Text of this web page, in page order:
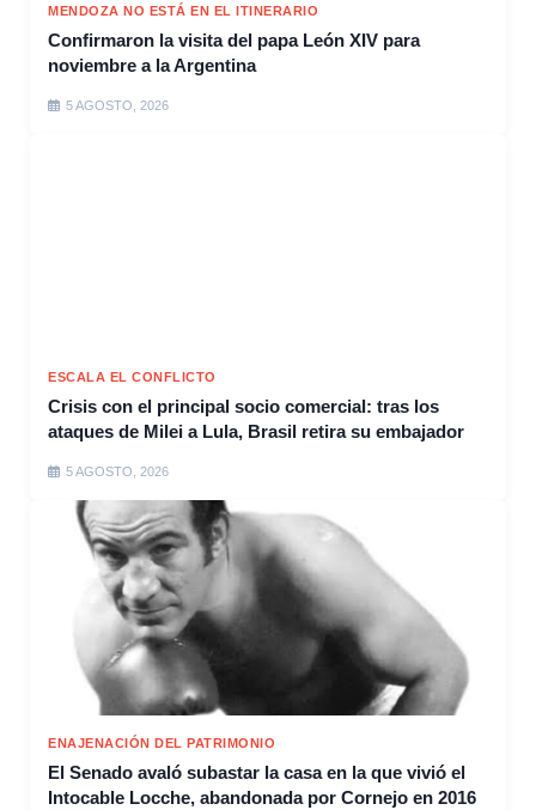
MENDOZA NO ESTÁ EN EL ITINERARIO
Confirmaron la visita del papa León XIV para
noviembre a la Argentina
5 AGOSTO, 2026
ESCALA EL CONFLICTO
Crisis con el principal socio comercial: tras los
ataques de Milei a Lula, Brasil retira su embajador
5 AGOSTO, 2026
ENAJENACIÓN DEL PATRIMONIO
El Senado avaló subastar la casa en la que vivió el
Intocable Locche, abandonada por Cornejo en 2016